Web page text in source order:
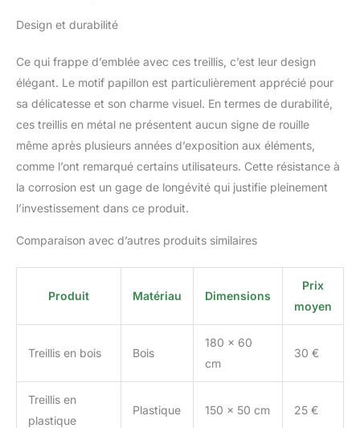
pour pots de fleurs, pots
avec treillis, pot de
plantation avec treillis,
arbre de rose. Robuste et
décoration : le treillis noir
est soudé avec des fils
épais et est une
qui est durable et
robuste ; la section
verticale plate avec un
design esthétique ajoute
naturelle à votre cour
jardinière extérieur pour
plantes grimpantes,
treillis pour grimper les
pour jardin, treillis en
Design et durabilité
Ce qui frappe d’emblée avec ces treillis, c’est leur design
élégant. Le motif papillon est particulièrement apprécié pour
sa délicatesse et son charme visuel. En termes de durabilité,
ces treillis en métal ne présentent aucun signe de rouille
même après plusieurs années d’exposition aux éléments,
comme l’ont remarqué certains utilisateurs. Cette résistance à
la corrosion est un gage de longévité qui justifie pleinement
l’investissement dans ce produit.
Comparaison avec d’autres produits similaires
Produit Matériau Dimensions
Prix
moyen
Treillis en bois Bois
180 x 60
cm
30 €
Treillis en
plastique
Plastique 150 x 50 cm 25 €